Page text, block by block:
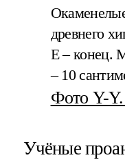
древнего
E – конец.
– 10
Фото Y-Y.
Учёные